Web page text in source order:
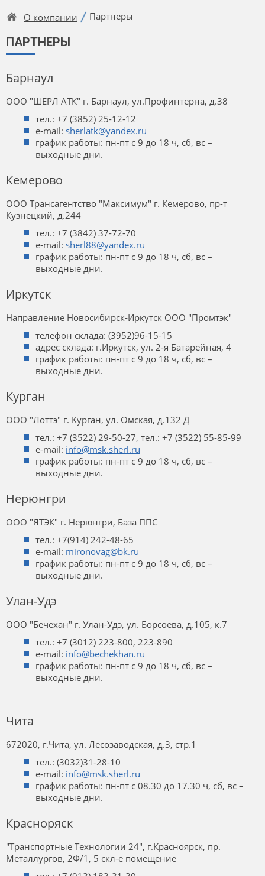
О компании Партнеры
ПАРТНЕРЫ
Барнаул
ООО "ШЕРЛ АТК" г. Барнаул, ул.Профинтерна, д.38
тел.: +7 (3852) 25-12-12
e-mail: sherlatk@yandex.ru
график работы: пн-пт с 9 до 18 ч, сб, вс –
выходные дни.
Кемерово
ООО Трансагентство "Максимум" г. Кемерово, пр-т
Кузнецкий, д.244
тел.: +7 (3842) 37-72-70
e-mail: sherl88@yandex.ru
график работы: пн-пт с 9 до 18 ч, сб, вс –
выходные дни.
Иркутск
Направление Новосибирск‑Иркутск ООО "Промтэк"
телефон склада: (3952)96-15-15
адрес склада: г.Иркутск, ул. 2‑я Батарейная, 4
график работы: пн-пт с 9 до 18 ч, сб, вс –
выходные дни.
Курган
ООО "Лоттэ" г. Курган, ул. Омская, д.132 Д
тел.: +7 (3522) 29-50-27, тел.: +7 (3522) 55-85-99
e-mail: info@msk.sherl.ru
график работы: пн-пт с 9 до 18 ч, сб, вс –
выходные дни.
Нерюнгри
ООО "ЯТЭК" г. Нерюнгри, База ППС
тел.: +7(914) 242-48-65
e-mail: mironovag@bk.ru
график работы: пн-пт с 9 до 18 ч, сб, вс –
выходные дни.
Улан-Удэ
ООО "Бечехан" г. Улан-Удэ, ул. Борсоева, д.105, к.7
тел.: +7 (3012) 223-800, 223-890
e-mail: info@bechekhan.ru
график работы: пн-пт с 9 до 18 ч, сб, вс –
выходные дни.
Чита
672020, г.Чита, ул. Лесозаводская, д.3, стр.1
тел.: (3032)31-28-10
e-mail: info@msk.sherl.ru
график работы: пн-пт с 08.30 до 17.30 ч, сб, вс –
выходные дни.
Красноряск
"Транспортные Технологии 24", г.Красноярск, пр.
Металлургов, 2Ф/1, 5 скл-е помещение